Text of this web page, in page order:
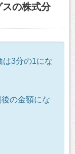
の株式分
は3分の1にな
の金額にな